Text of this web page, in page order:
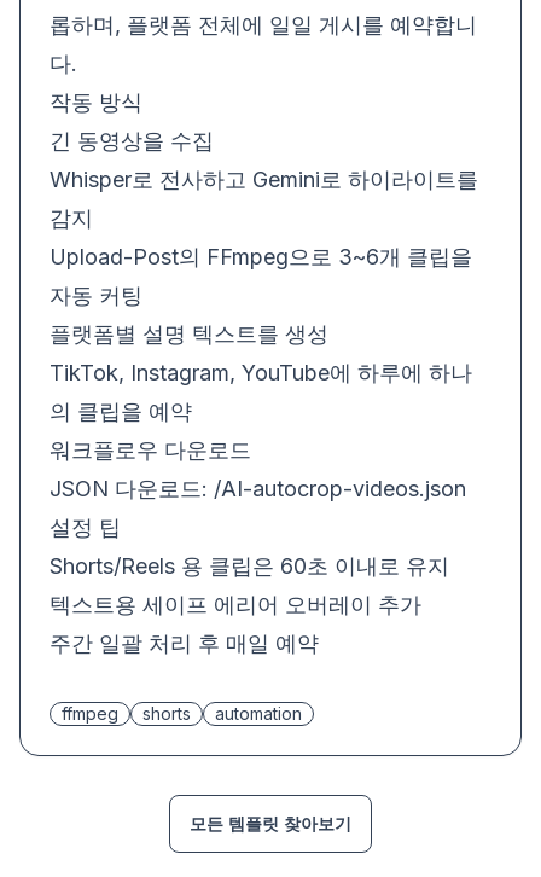
롭하며, 플랫폼 전체에 일일 게시를 예약합니
다.
작동 방식
긴 동영상을 수집
Whisper로 전사하고 Gemini로 하이라이트를
감지
Upload-Post의 FFmpeg으로 3~6개 클립을
자동 커팅
플랫폼별 설명 텍스트를 생성
TikTok, Instagram, YouTube에 하루에 하나
의 클립을 예약
워크플로우 다운로드
JSON 다운로드: /AI-autocrop-videos.json
설정 팁
Shorts/Reels 용 클립은 60초 이내로 유지
텍스트용 세이프 에리어 오버레이 추가
주간 일괄 처리 후 매일 예약
ffmpeg shorts automation
모든 템플릿 찾아보기